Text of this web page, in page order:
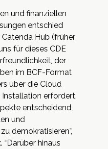
und finanziellen
entschied
Hub (früher
für dieses CDE
der
im BCF-Format
über die Cloud
erfordert.
entscheidend,
und
demokratisieren”,
hinaus